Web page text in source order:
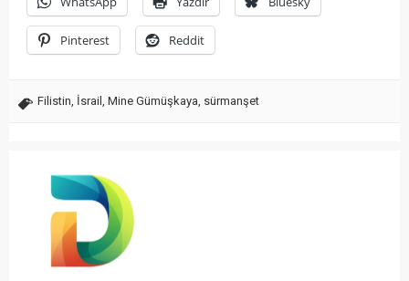
Pinterest Reddit
Filistin İsrail Mine Gümüşkaya sürmanşet